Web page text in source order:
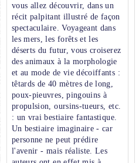
vous allez découvrir, dans un
récit palpitant illustré de façon
spectaculaire. Voyageant dans
les mers, les forêts et les
déserts du futur, vous croiserez
des animaux à la morphologie
et au mode de vie décoiffants :
têtards de 40 mètres de long,
poux-pieuvres, pingouins à
propulsion, oursins-tueurs, etc.
: un vrai bestiaire fantastique.
Un bestiaire imaginaire - car
personne ne peut prédire
l'avenir - mais réaliste. Les